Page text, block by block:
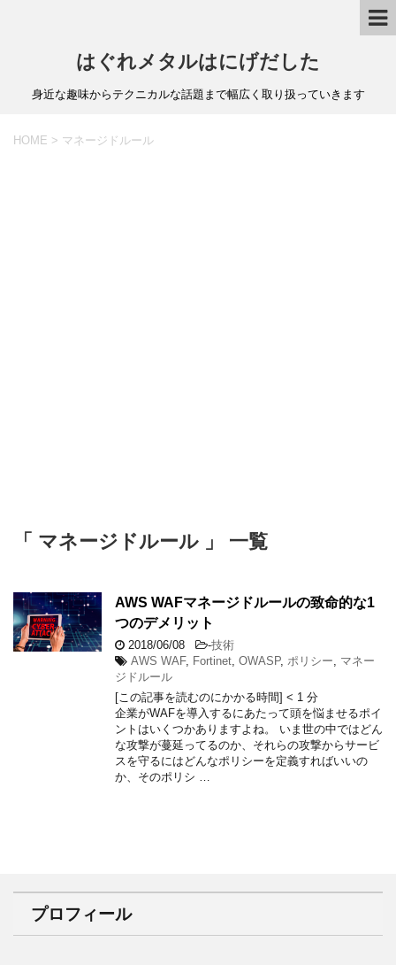
はぐれメタルはにげだした
身近な趣味からテクニカルな話題まで幅広く取り扱っていきます
HOME > マネージドルール
「 マネージドルール 」 一覧
AWS WAFマネージドルールの致命的な1
つのデメリット
2018/06/08 -技術
AWS WAF, Fortinet, OWASP, ポリシー, マネー
ジドルール
[この記事を読むのにかかる時間] < 1 分
企業がWAFを導入するにあたって頭を悩ませるポイ
ントはいくつかありますよね。 いま世の中ではどん
な攻撃が蔓延ってるのか、それらの攻撃からサービ
スを守るにはどんなポリシーを定義すればいいの
か、そのポリシ …
プロフィール